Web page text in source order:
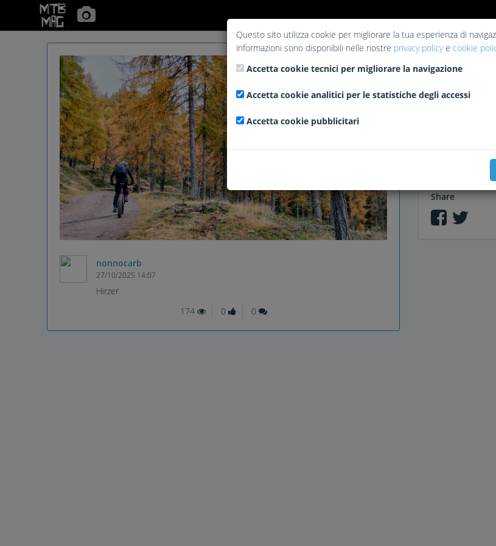
nonnocarb
27/10/2025 14:07
Hirzer
174
0 0
Share
Questo sito utilizza cookie per migliorare la tua esperienza di
informazioni sono disponibili nelle nostre privacy policye cookie
Accetta cookie tecnici per migliorare la navigazione
Accetta cookie analitici per le statistiche degli accessi
Accetta cookie pubblicitari